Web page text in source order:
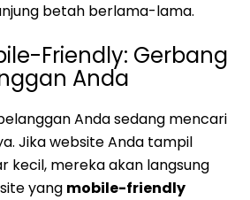
betah berlama-lama.
Friendly: Gerbang
Anda
Anda sedang mencari
Jika website Anda tampil
kecil, mereka akan langsung
yang mobile-friendly